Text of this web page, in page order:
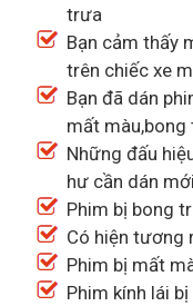
trưa
Bạn cảm thấy
trên chiếc xe
Bạn đã dán
mất màu,bong
Những đấu
hư cần dán mới
Phim bị bong
Có hiện tương
Phim bị mất
Phim kính lái